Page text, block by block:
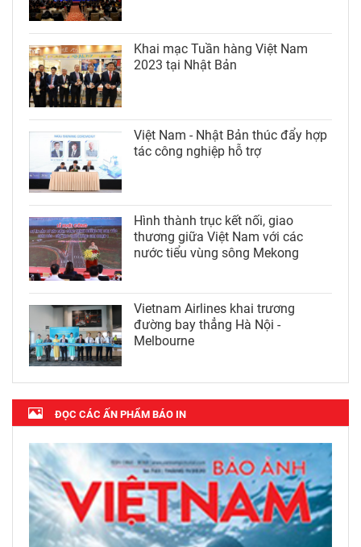
Khai mạc Tuần hàng Việt Nam
2023 tại Nhật Bản
Việt Nam - Nhật Bản thúc đẩy hợp
tác công nghiệp hỗ trợ
Hình thành trục kết nối, giao
thương giữa Việt Nam với các
nước tiểu vùng sông Mekong
Vietnam Airlines khai trương
đường bay thẳng Hà Nội -
Melbourne
ĐỌC CÁC ẤN PHẨM BÁO IN